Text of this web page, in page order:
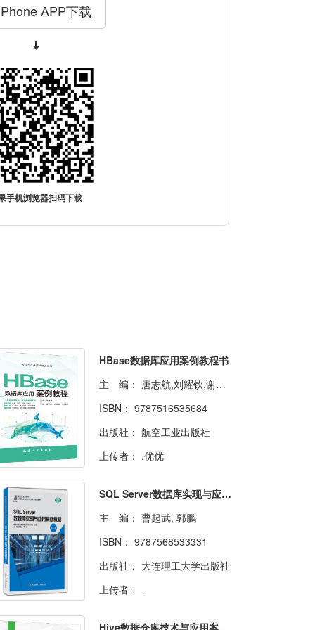
APP下载
手机浏览器扫码下载
HBase数据库应用案例教程书
主 编： 唐志航,刘耀钦,谢国军
ISBN： 9787516535684
出版社： 航空工业出版社
上传者： .优优
SQL Server数据库实现与应用案例教程（第三版）
主 编： 曹起武, 郭鹏
ISBN： 9787568533331
出版社： 大连理工大学出版社
上传者： -